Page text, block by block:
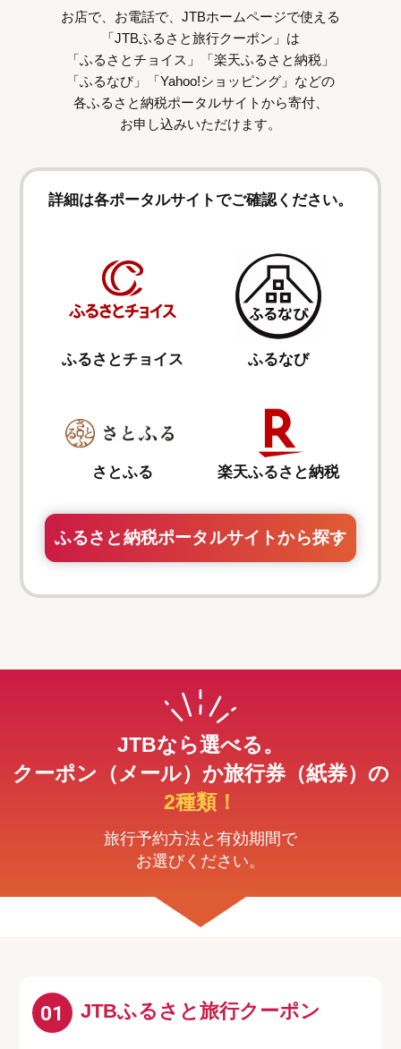
お店で、お電話で、JTBホームページで使える
「JTBふるさと旅行クーポン」は
「ふるさとチョイス」「楽天ふるさと納税」
「ふるなび」「Yahoo!ショッピング」などの
各ふるさと納税ポータルサイトから寄付、
お申し込みいただけます。
詳細は各ポータルサイトでご確認ください。
ふるさとチョイス ふるなび
さとふる 楽天ふるさと納税
ふるさと納税ポータルサイトから探す
JTBなら選べる。
クーポン（メール）か旅行券（紙券）の
2種類！
旅行予約方法と有効期間で
お選びください。
01 JTBふるさと旅行クーポン